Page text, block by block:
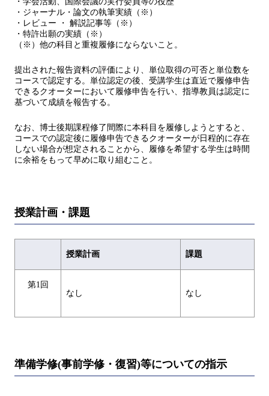
・ジャーナル・論文の執筆実績（※）
・レビュー ・ 解説記事等（※）
・特許出願の実績（※）
（※）他の科目と重複履修にならないこと。
提出された報告資料の評価により、単位取得の可否と単位数を
コースで認定する。単位認定の後、受講学生は直近で履修申告
できるクオーターにおいて履修申告を行い、指導教員は認定に
基づいて成績を報告する。
なお、博士後期課程修了間際に本科目を履修しようとすると、
コースでの認定後に履修申告できるクオーターが日程的に存在
しない場合が想定されることから、履修を希望する学生は時間
に余裕をもって早めに取り組むこと。
授業計画・課題
授業計画 課題
第1回
なし
なし
準備学修(事前学修・復習)等についての指示